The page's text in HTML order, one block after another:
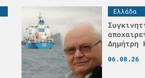
Ελλάδα
Δημήτρη
06.08.26